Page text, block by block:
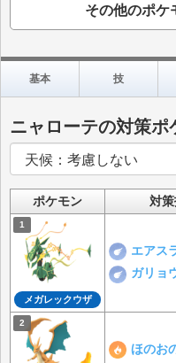
その他のポケ
基本 技
ニャローテの対策ポ
ポケモン 対
メガレックウザ
エアス
ガリョ
ほのお